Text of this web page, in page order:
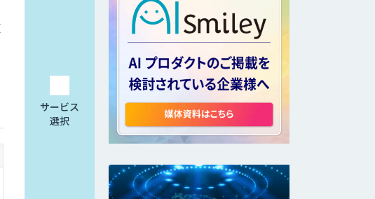
サービス
選択